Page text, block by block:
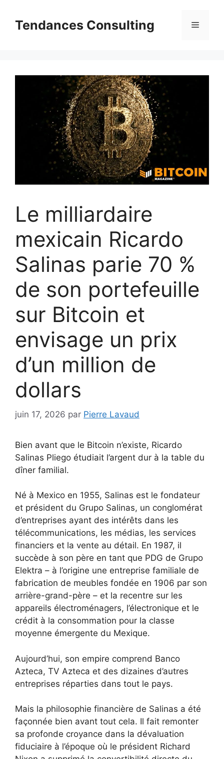
contenuTendances Consulting Menu
Le milliardaire
mexicain Ricardo
Salinas parie 70 %
de son portefeuille
sur Bitcoin et
envisage un prix
d’un million de
dollars
juin 17, 2026 par Pierre Lavaud
Bien avant que le Bitcoin n’existe, Ricardo
Salinas Pliego étudiait l’argent dur à la table du
dîner familial.
Né à Mexico en 1955, Salinas est le fondateur
et président du Grupo Salinas, un conglomérat
d’entreprises ayant des intérêts dans les
télécommunications, les médias, les services
financiers et la vente au détail. En 1987, il
succède à son père en tant que PDG de Grupo
Elektra – à l’origine une entreprise familiale de
fabrication de meubles fondée en 1906 par son
arrière-grand-père – et la recentre sur les
appareils électroménagers, l’électronique et le
crédit à la consommation pour la classe
moyenne émergente du Mexique.
Aujourd’hui, son empire comprend Banco
Azteca, TV Azteca et des dizaines d’autres
entreprises réparties dans tout le pays.
Mais la philosophie financière de Salinas a été
façonnée bien avant tout cela. Il fait remonter
sa profonde croyance dans la dévaluation
fiduciaire à l’époque où le président Richard